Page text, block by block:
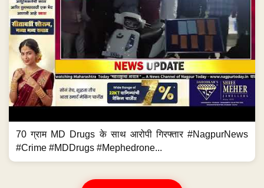
70 ग्राम MD Drugs के साथ आरोपी गिरफ्तार #NagpurNews
#Crime #MDDrugs #Mephedrone...